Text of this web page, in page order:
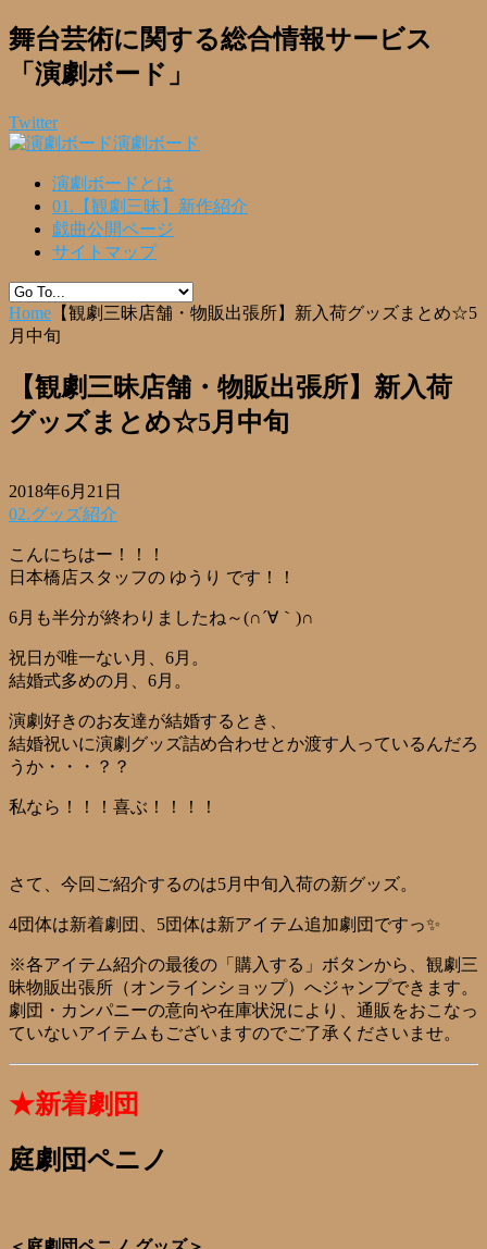
舞台芸術に関する総合情報サービス
「演劇ボード」
Twitter
演劇ボード
演劇ボードとは
01.【観劇三昧】新作紹介
戯曲公開ページ
サイトマップ
Home 【観劇三昧店舗・物販出張所】新入荷グッズまとめ☆5
月中旬
【観劇三昧店舗・物販出張所】新入荷
グッズまとめ☆5月中旬
2018年6月21日
02.グッズ紹介
こんにちはー！！！
日本橋店スタッフの ゆうり です！！
6月も半分が終わりましたね～(∩´∀｀)∩
祝日が唯一ない月、6月。
結婚式多めの月、6月。
演劇好きのお友達が結婚するとき、
結婚祝いに演劇グッズ詰め合わせとか渡す人っているんだろ
うか・・・？？
私なら！！！喜ぶ！！！！
さて、今回ご紹介するのは5月中旬入荷の新グッズ。
4団体は新着劇団、5団体は新アイテム追加劇団ですっ✨
※各アイテム紹介の最後の「購入する」ボタンから、観劇三
昧物販出張所（オンラインショップ）へジャンプできます。
劇団・カンパニーの意向や在庫状況により、通販をおこなっ
ていないアイテムもございますのでご了承くださいませ。
★新着劇団
庭劇団ペニノ